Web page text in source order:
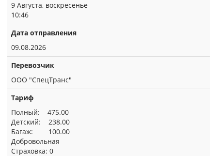
9 Августа, воскресенье
10:46
Дата отправления
09.08.2026
Перевозчик
ООО "СпецТранс"
Тариф
Полный: 475.00
Детский: 238.00
Багаж: 100.00
Добровольная
Страховка: 0